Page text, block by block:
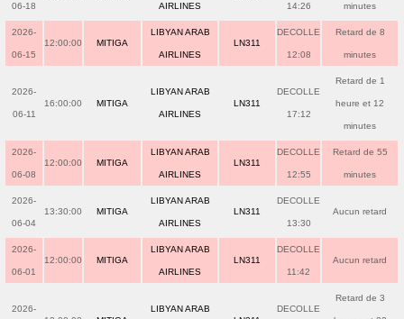
06-18 AIRLINES 14:26 minutes
2026-
06-15
12:00:00 MITIGA
LIBYAN ARAB
AIRLINES
LN311
DECOLLE
12:08
Retard de 8
minutes
2026-
06-11
16:00:00 MITIGA
LIBYAN ARAB
AIRLINES
LN311
DECOLLE
17:12
Retard de 1
heure et 12
minutes
2026-
06-08
12:00:00 MITIGA
LIBYAN ARAB
AIRLINES
LN311
DECOLLE
12:55
Retard de 55
minutes
2026-
06-04
13:30:00 MITIGA
LIBYAN ARAB
AIRLINES
LN311
DECOLLE
13:30
Aucun retard
2026-
06-01
12:00:00 MITIGA
LIBYAN ARAB
AIRLINES
LN311
DECOLLE
11:42
Aucun retard
2026- LIBYAN ARAB DECOLLE
Retard de 3